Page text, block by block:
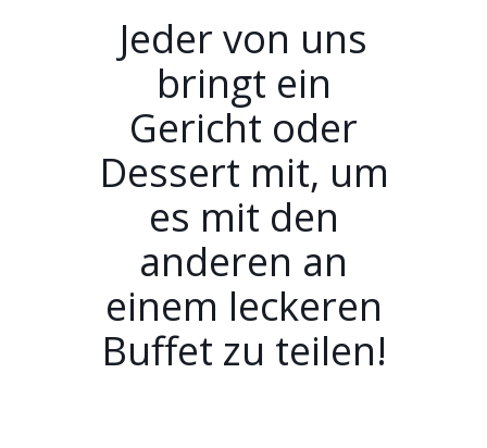
Jeder von uns
bringt ein
Gericht oder
Dessert mit, um
es mit den
anderen an
einem leckeren
Buffet zu teilen!